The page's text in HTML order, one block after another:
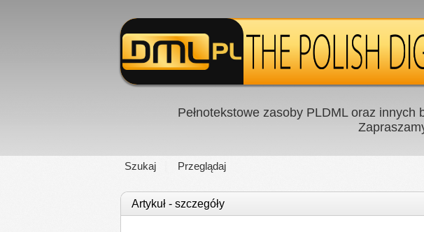
Pełnotekstowe zasoby PLDML oraz
Szukaj Przeglądaj
Artykuł - szczegóły